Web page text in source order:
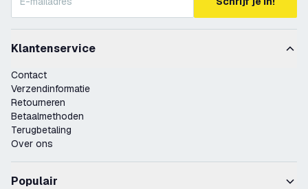
Klantenservice
Contact
Verzendinformatie
Retourneren
Betaalmethoden
Terugbetaling
Over ons
Populair